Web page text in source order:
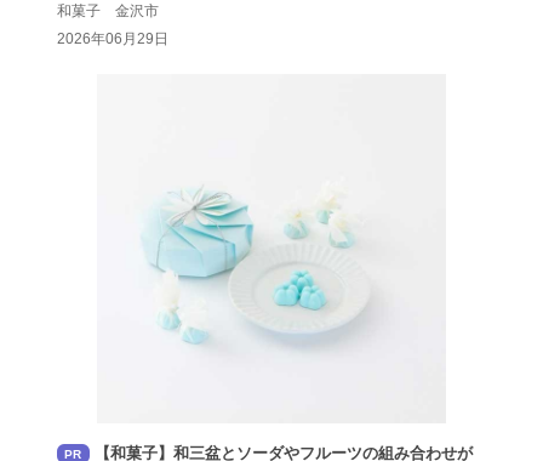
和菓子 金沢市
2026年06月29日
PR
【和菓子】和三盆とソーダやフルーツの組み合わせが